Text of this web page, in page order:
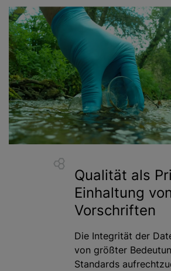
Qualität als
Einhaltung
Vorschriften
Die Integrität der
von größter
Standards